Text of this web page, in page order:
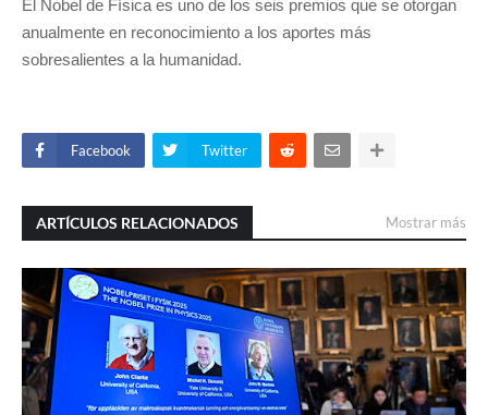
El Nobel de Física es uno de los seis premios que se otorgan
anualmente en reconocimiento a los aportes más
sobresalientes a la humanidad.
Facebook Twitter
ARTÍCULOS RELACIONADOS Mostrar más